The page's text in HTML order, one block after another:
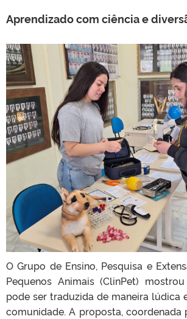
Aprendizado com ciência e
O Grupo de Ensino, Pesquisa e
Pequenos Animais (ClinPet)
pode ser traduzida de maneira lúdica
comunidade. A proposta, coordenada